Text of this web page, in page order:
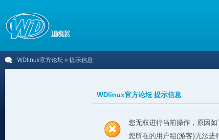
WDlinux官方论坛 » 提示信息
WDlinux官方论坛 提示信息
您无权进行当前操作，原因如
您所在的用户组(游客)无法进